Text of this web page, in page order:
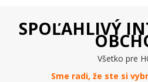
SPOĽAHLIVÝ
Všetko pre
Sme radi, že ste si